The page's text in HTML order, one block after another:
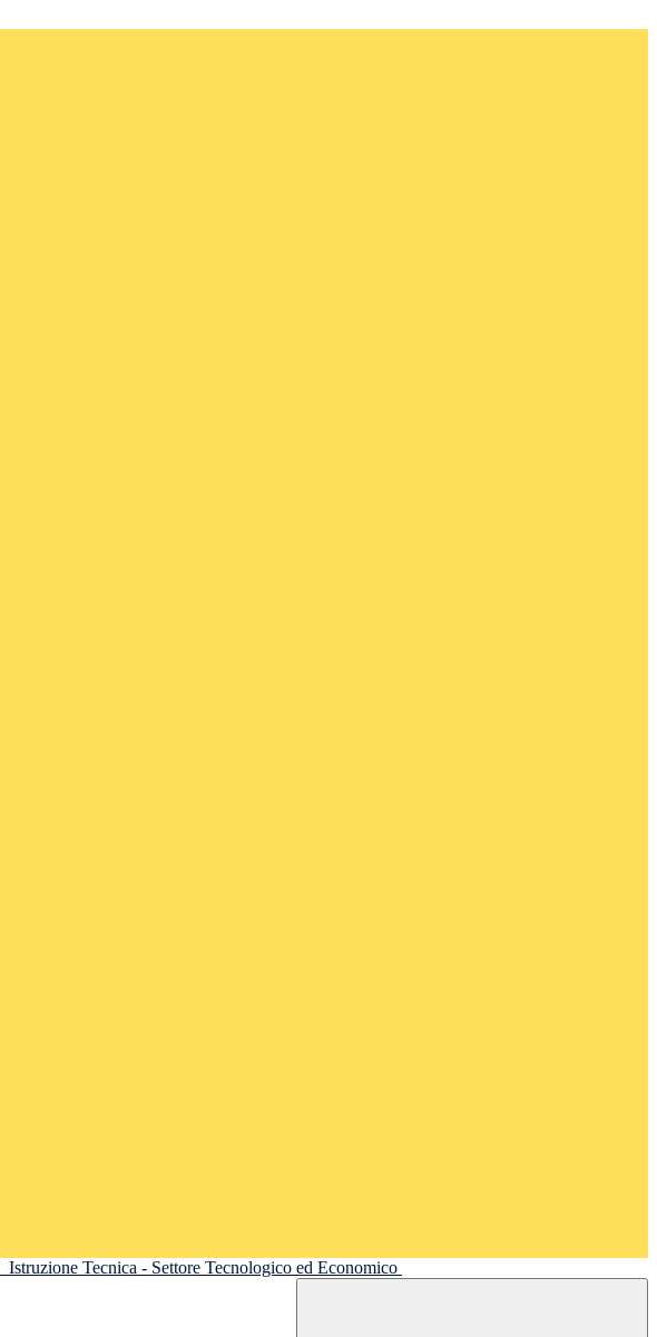
Istruzione Tecnica - Settore Tecnologico ed Economico